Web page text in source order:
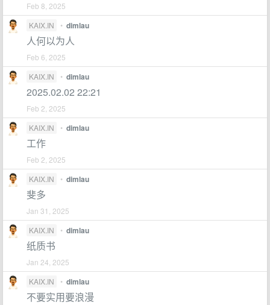
Feb 8, 2025
KAIX.IN
• dimlau
人何以为人
Feb 6, 2025
KAIX.IN
• dimlau
2025.02.02 22:21
Feb 2, 2025
KAIX.IN
• dimlau
工作
Feb 2, 2025
KAIX.IN
• dimlau
斐多
Jan 31, 2025
KAIX.IN
• dimlau
纸质书
Jan 24, 2025
KAIX.IN
• dimlau
不要实用要浪漫